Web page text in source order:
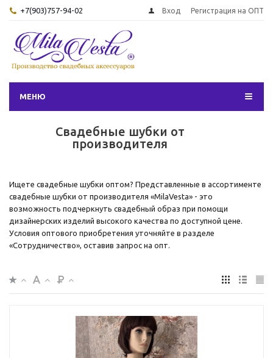
+7(903)757-94-02 Вход Регистрация на ОПТ
МЕНЮ
Свадебные шубки от
производителя
Ищете свадебные шубки оптом? Представленные в ассортименте
свадебные шубки от производителя «MilaVesta» - это
возможность подчеркнуть свадебный образ при помощи
дизайнерских изделий высокого качества по доступной цене.
Условия оптового приобретения уточняйте в разделе
«Сотрудничество», оставив запрос на опт.